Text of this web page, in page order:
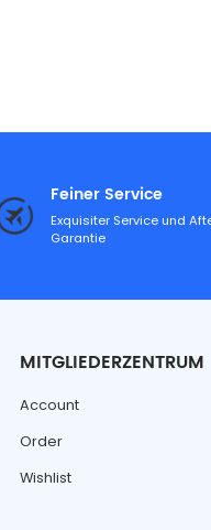
Feiner Service
Exquisiter Service und
Garantie
MITGLIEDERZENTRUM
Account
Order
Wishlist